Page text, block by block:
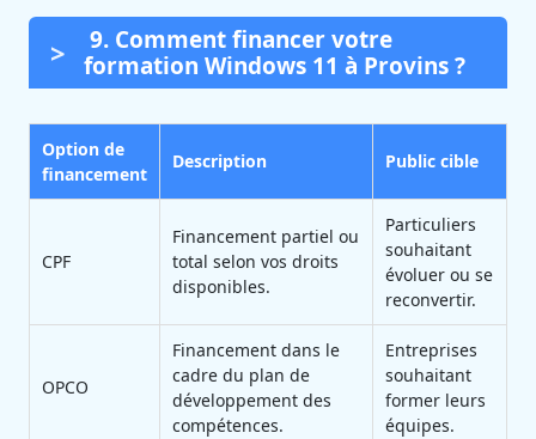
9. Comment financer votre
formation Windows 11 à Provins ?
Option de
financement
Description Public cible
CPF
Financement partiel ou
total selon vos droits
disponibles.
Particuliers
souhaitant
évoluer ou se
reconvertir.
OPCO
Financement dans le
cadre du plan de
développement des
compétences.
Entreprises
souhaitant
former leurs
équipes.